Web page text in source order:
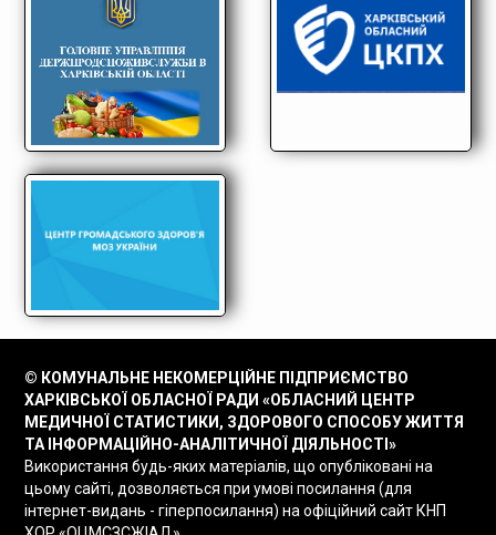
© КОМУНАЛЬНЕ НЕКОМЕРЦІЙНЕ ПІДПРИЄМСТВО
ХАРКІВСЬКОЇ ОБЛАСНОЇ РАДИ «ОБЛАСНИЙ ЦЕНТР
МЕДИЧНОЇ СТАТИСТИКИ, ЗДОРОВОГО СПОСОБУ ЖИТТЯ
ТА ІНФОРМАЦІЙНО-АНАЛІТИЧНОЇ ДІЯЛЬНОСТІ»
Використання будь-яких матеріалів, що опубліковані на
цьому сайті, дозволяється при умові посилання (для
інтернет-видань - гіперпосилання) на офіційний сайт КНП